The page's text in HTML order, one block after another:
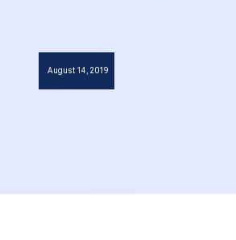
August 14, 2019